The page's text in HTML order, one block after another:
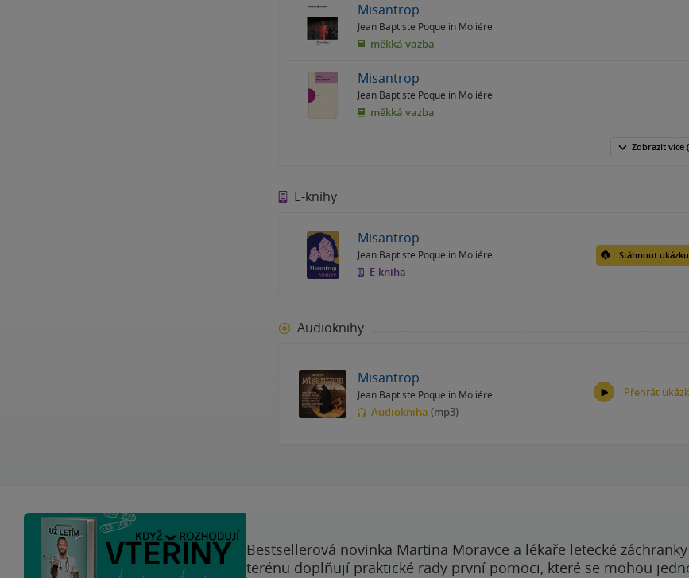
Misantrop
Jean Baptiste Poquelin Moliére
měkká vazba
Misantrop
Jean Baptiste Poquelin Moliére
měkká vazba
Zobrazit více
E-knihy
Misantrop
Jean Baptiste Poquelin Moliére
E-kniha
Stáhnout ukázku
Audioknihy
Misantrop
Jean Baptiste Poquelin Moliére
Audiokniha (mp3)
Přehrát
Bestsellerová novinka Martina Moravce a lékaře letecké
terénu doplňují praktické rady první pomoci, které se mohou